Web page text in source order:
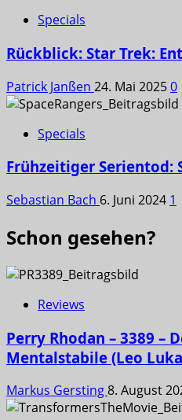
Specials
Rückblick: Star Trek:
Patrick Janßen 24. Mai 20250
Specials
Frühzeitiger Serientod:
Sebastian Bach 6. Juni 2024 1
Schon gesehen?
Reviews
Perry Rhodan – 3389 –
Mentalstabile (Leo
Markus Gersting8. August